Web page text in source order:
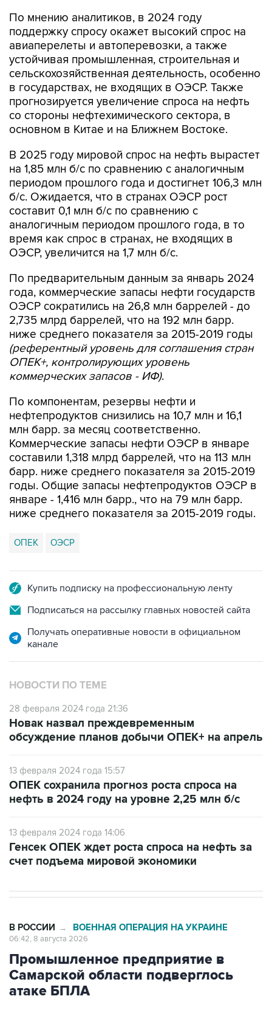
По мнению аналитиков, в 2024 году
поддержку спросу окажет высокий спрос на
авиаперелеты и автоперевозки, а также
устойчивая промышленная, строительная и
сельскохозяйственная деятельность, особенно
в государствах, не входящих в ОЭСР. Также
прогнозируется увеличение спроса на нефть
со стороны нефтехимического сектора, в
основном в Китае и на Ближнем Востоке.
В 2025 году мировой спрос на нефть вырастет
на 1,85 млн б/с по сравнению с аналогичным
периодом прошлого года и достигнет 106,3 млн
б/с. Ожидается, что в странах ОЭСР рост
составит 0,1 млн б/с по сравнению с
аналогичным периодом прошлого года, в то
время как спрос в странах, не входящих в
ОЭСР, увеличится на 1,7 млн б/с.
По предварительным данным за январь 2024
года, коммерческие запасы нефти государств
ОЭСР сократились на 26,8 млн баррелей - до
2,735 млрд баррелей, что на 192 млн барр.
ниже среднего показателя за 2015-2019 годы
(референтный уровень для соглашения стран
ОПЕК+, контролирующих уровень
коммерческих запасов - ИФ).
По компонентам, резервы нефти и
нефтепродуктов снизились на 10,7 млн и 16,1
млн барр. за месяц соответственно.
Коммерческие запасы нефти ОЭСР в январе
составили 1,318 млрд баррелей, что на 113 млн
барр. ниже среднего показателя за 2015-2019
годы. Общие запасы нефтепродуктов ОЭСР в
январе - 1,416 млн барр., что на 79 млн барр.
ниже среднего показателя за 2015-2019 годы.
ОПЕК ОЭСР
Купить подписку на профессиональную ленту
Подписаться на рассылку главных новостей сайта
Получать оперативные новости в официальном
канале
НОВОСТИ ПО ТЕМЕ
28 февраля 2024 года 21:36
Новак назвал преждевременным
обсуждение планов добычи ОПЕК+ на апрель
13 февраля 2024 года 15:57
ОПЕК сохранила прогноз роста спроса на
нефть в 2024 году на уровне 2,25 млн б/с
13 февраля 2024 года 14:06
Генсек ОПЕК ждет роста спроса на нефть за
счет подъема мировой экономики
В РОССИИ → ВОЕННАЯ ОПЕРАЦИЯ НА УКРАИНЕ
06:42, 8 августа 2026
Промышленное предприятие в
Самарской области подверглось
атаке БПЛА